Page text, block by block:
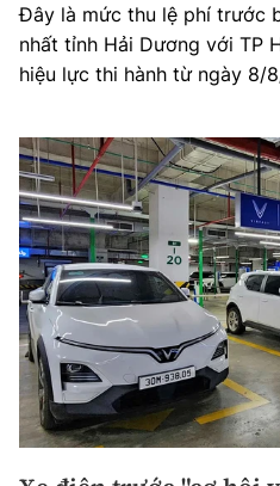
Đây là mức thu lệ phí trước
nhất tỉnh Hải Dương với TP
hiệu lực thi hành từ ngày 8/